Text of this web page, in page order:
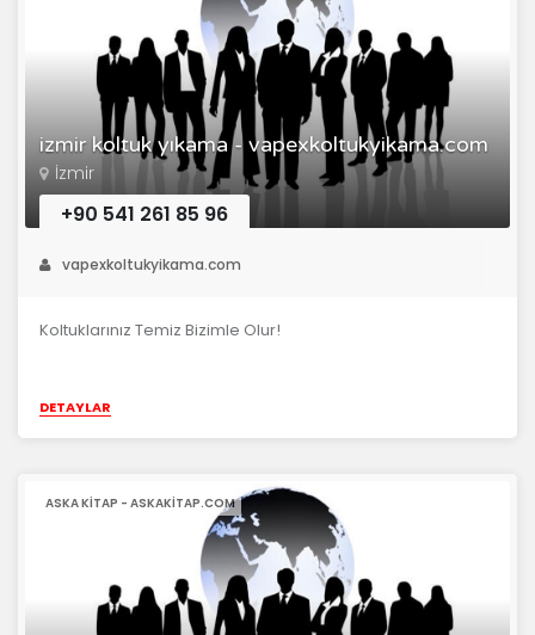
izmir koltuk yıkama - vapexkoltukyikama.com
İzmir
+90 541 261 85 96
vapexkoltukyikama.com
Koltuklarınız Temiz Bizimle Olur!
DETAYLAR
ASKA KITAP - ASKAKITAP.COM